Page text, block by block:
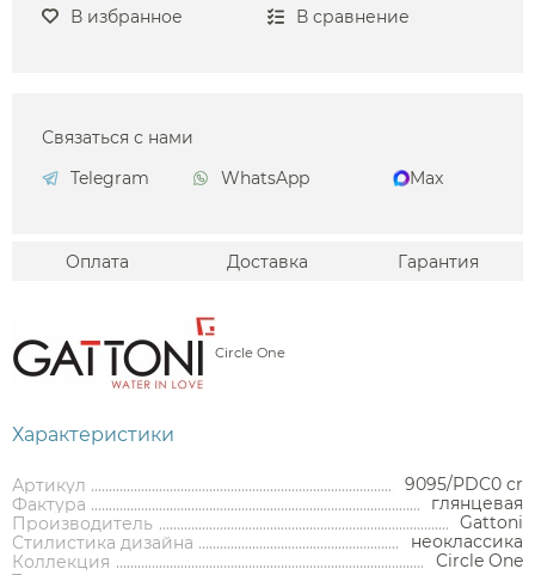
В избранное В сравнение
Связаться с нами
Telegram
WhatsApp Max
Оплата Доставка Гарантия
Circle One
Характеристики
Артикул
9095/PDC0 cr
Фактура
глянцевая
Производитель
Gattoni
Стилистика дизайна
неоклассика
Коллекция
Circle One